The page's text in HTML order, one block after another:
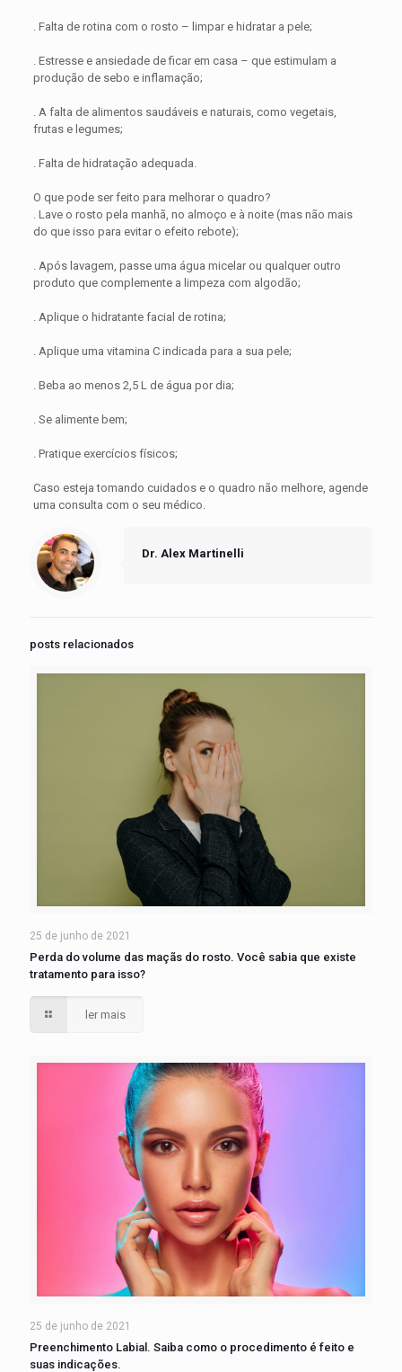
. Falta de rotina com o rosto – limpar e hidratar a pele;
. Estresse e ansiedade de ficar em casa – que estimulam a
produção de sebo e inflamação;
. A falta de alimentos saudáveis e naturais, como vegetais,
frutas e legumes;
. Falta de hidratação adequada.
O que pode ser feito para melhorar o quadro?
. Lave o rosto pela manhã, no almoço e à noite (mas não mais
do que isso para evitar o efeito rebote);
. Após lavagem, passe uma água micelar ou qualquer outro
produto que complemente a limpeza com algodão;
. Aplique o hidratante facial de rotina;
. Aplique uma vitamina C indicada para a sua pele;
. Beba ao menos 2,5 L de água por dia;
. Se alimente bem;
. Pratique exercícios físicos;
Caso esteja tomando cuidados e o quadro não melhore, agende
uma consulta com o seu médico.
Dr. Alex Martinelli
posts relacionados
25 de junho de 2021
Perda do volume das maçãs do rosto. Você sabia que existe
tratamento para isso?
ler mais
25 de junho de 2021
Preenchimento Labial. Saiba como o procedimento é feito e
suas indicações.